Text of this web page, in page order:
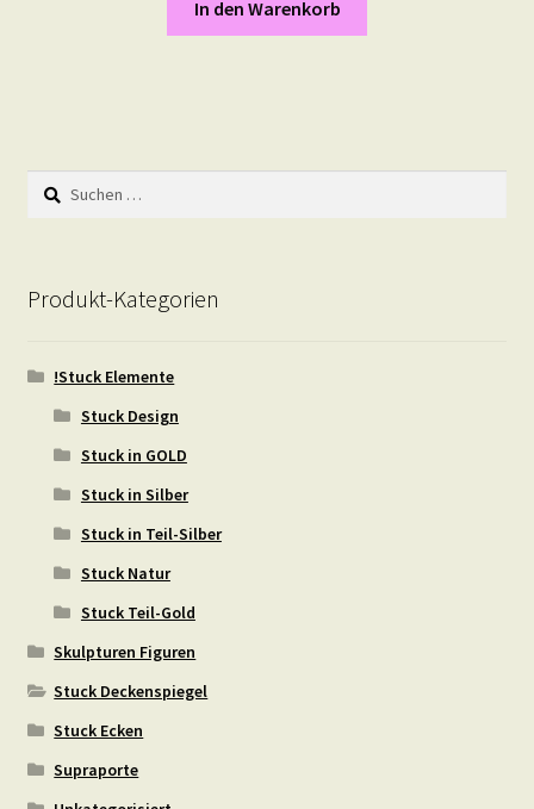
In den Warenkorb
Suchen
nach:
Produkt-Kategorien
!Stuck Elemente
Stuck Design
Stuck in GOLD
Stuck in Silber
Stuck in Teil-Silber
Stuck Natur
Stuck Teil-Gold
Skulpturen Figuren
Stuck Deckenspiegel
Stuck Ecken
Supraporte